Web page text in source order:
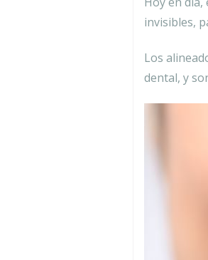
invisibles,
Los
dental, y